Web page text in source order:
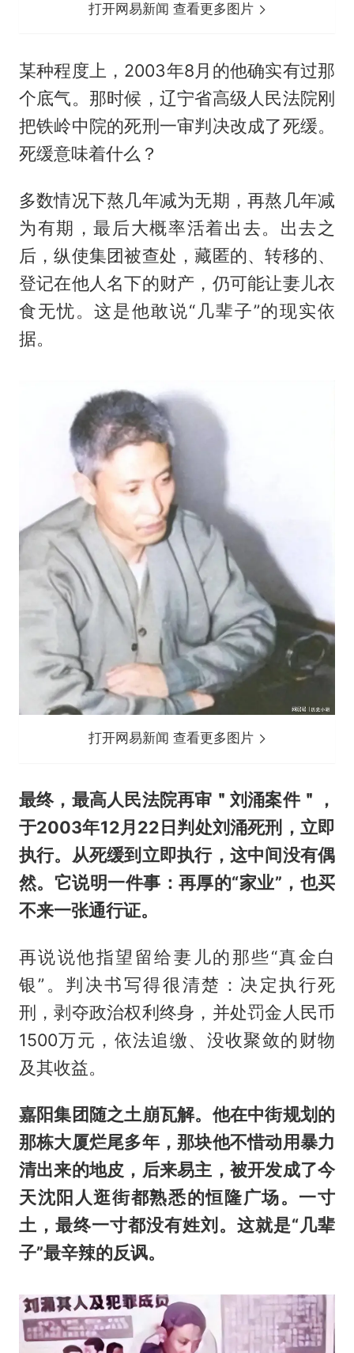
打开网易新闻 查看更多图片
某种程度上，2003年8月的他确实有过那
个底气。那时候，辽宁省高级人民法院刚
把铁岭中院的死刑一审判决改成了死缓。
死缓意味着什么？
多数情况下熬几年减为无期，再熬几年减
为有期，最后大概率活着出去。出去之
后，纵使集团被查处，藏匿的、转移的、
登记在他人名下的财产，仍可能让妻儿衣
食无忧。这是他敢说“几辈子”的现实依
据。
打开网易新闻 查看更多图片
最终，最高人民法院再审＂刘涌案件＂，
于2003年12月22日判处刘涌死刑，立即
执行。从死缓到立即执行，这中间没有偶
然。它说明一件事：再厚的“家业”，也买
不来一张通行证。
再说说他指望留给妻儿的那些“真金白
银”。判决书写得很清楚：决定执行死
刑，剥夺政治权利终身，并处罚金人民币
1500万元，依法追缴、没收聚敛的财物
及其收益。
嘉阳集团随之土崩瓦解。他在中街规划的
那栋大厦烂尾多年，那块他不惜动用暴力
清出来的地皮，后来易主，被开发成了今
天沈阳人逛街都熟悉的恒隆广场。一寸
土，最终一寸都没有姓刘。这就是“几辈
子”最辛辣的反讽。